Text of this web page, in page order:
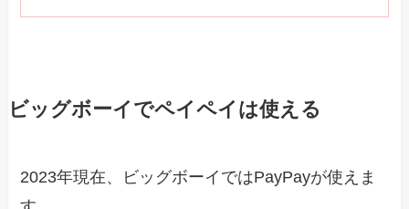
ビッグボーイでペイペイは使える
2023年現在、ビッグボーイではPayPayが使えま